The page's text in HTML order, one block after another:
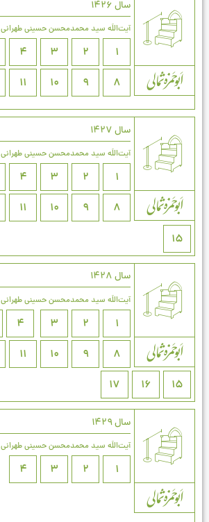
سال 1426
آیت‌اللَه سید محمدمحسن حسینی طهرانی
1
2
3
4
8
9
10
11
سال 1427
آیت‌اللَه سید محمدمحسن حسینی طهرانی
1
2
3
4
8
9
10
11
15
سال 1428
آیت‌اللَه سید محمدمحسن حسینی طهرانی
1
2
3
4
8
9
10
11
15
16
17
سال 1429
آیت‌اللَه سید محمدمحسن حسینی طهرانی
1
2
3
4